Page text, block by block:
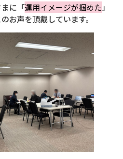
に「運用イメージが掴めた」
お声を頂戴しています。